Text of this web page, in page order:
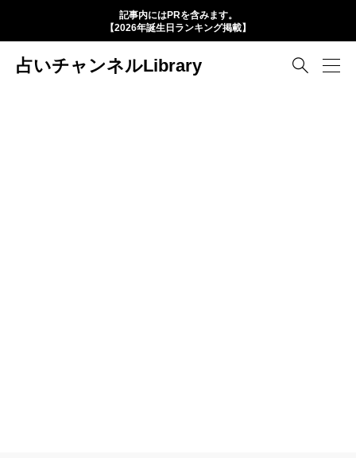
記事内にはPRを含みます。
【2026年誕生日ランキング掲載】
占いチャンネルLibrary 